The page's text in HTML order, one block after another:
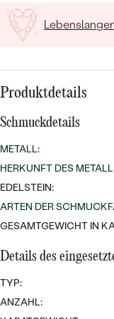
MIT
PLATIN
SILBER
DIAMANTEN
NACH ANLASS
PREISWERTE
LUXURIÖSE
Produktdetails
Schmuckdetails
METALL:
HERKUNFT DES
EDELSTEIN:
ARTEN DER
GESAMTGEWICHT IN
Details des
TYP:
ANZAHL: